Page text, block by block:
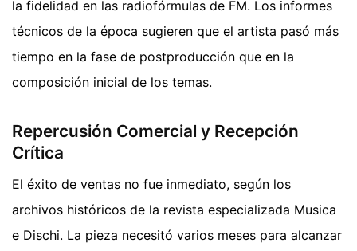
la fidelidad en las radiofórmulas de FM. Los informes
técnicos de la época sugieren que el artista pasó más
tiempo en la fase de postproducción que en la
composición inicial de los temas.
Repercusión Comercial y Recepción
Crítica
El éxito de ventas no fue inmediato, según los
archivos históricos de la revista especializada Musica
e Dischi. La pieza necesitó varios meses para alcanzar